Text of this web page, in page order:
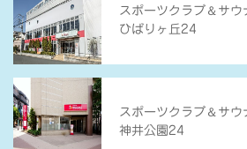
スポーツクラブ ＆ サウ
ひばりヶ丘24
スポーツクラブ ＆ サウ
神井公園24